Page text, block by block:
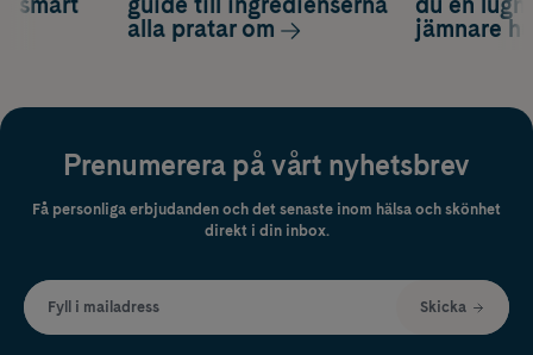
jämnare
alla pratar om
Prenumerera på vårt nyhetsbrev
Få personliga erbjudanden och det senaste inom hälsa och skönhet
direkt i din inbox.
Fyll i mailadress Skicka